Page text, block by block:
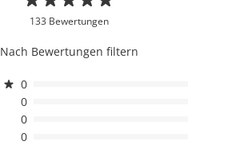
133 Bewertungen
Nach Bewertungen filtern
0
0
0
0